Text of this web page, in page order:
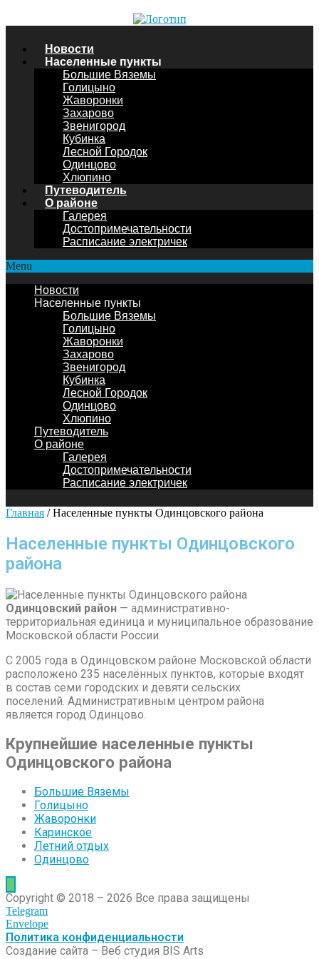
Новости
Населенные пункты
Большие Вяземы
Голицыно
Жаворонки
Захарово
Звенигород
Кубинка
Лесной Городок
Одинцово
Хлюпино
Путеводитель
О районе
Галерея
Достопримечательности
Расписание электричек
Menu
Новости
Населенные пункты
Большие Вяземы
Голицыно
Жаворонки
Захарово
Звенигород
Кубинка
Лесной Городок
Одинцово
Хлюпино
Путеводитель
О районе
Галерея
Достопримечательности
Расписание электричек
Главная /Населенные пункты Одинцовского района
Населенные пункты Одинцовского
района
Одинцовский район — административно-
территориальная единица и муниципальное образование
Московской области России.
С 2005 года в Одинцовском районе Московской области
расположено 235 населённых пунктов, которые входят
в состав семи городских и девяти сельских
поселений. Административным центром района
является город Одинцово.
Крупнейшие населенные пункты
Одинцовского района
Большие Вяземы
Голицыно
Жаворонки
Каринское
Летний отдых
Одинцово
Copyright © 2018 – 2026 Все права защищены
Telegram
Envelope
Политика конфиденциальности
Создание сайта – Веб студия BIS Arts